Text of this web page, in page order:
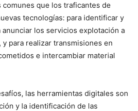
que los traficantes de
tecnologías: para identificar y
anunciar los servicios explotación a
para realizar transmisiones en
e intercambiar material
las herramientas digitales son
y la identificación de las